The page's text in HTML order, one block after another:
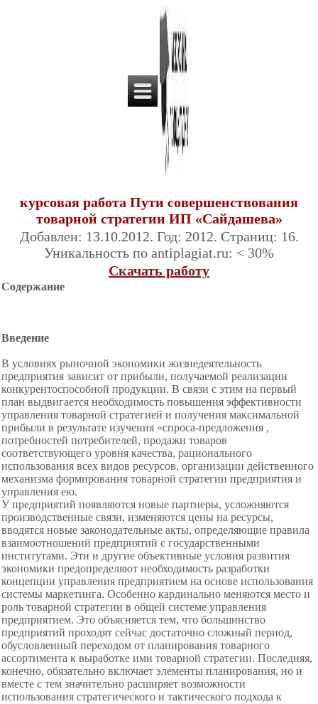
курсовая работа Пути совершенствования
товарной стратегии ИП «Сайдашева»
Добавлен: 13.10.2012. Год: 2012. Страниц: 16.
Уникальность по antiplagiat.ru: < 30%
Скачать работу
Содержание
Введение
В условиях рыночной экономики жизнедеятельность
предприятия зависит от прибыли, получаемой реализации
конкурентоспособной продукции. В связи с этим на первый
план выдвигается необходимость повышения эффективности
управления товарной стратегией и получения максимальной
прибыли в результате изучения «спроса-предложения ,
потребностей потребителей, продажи товаров
соответствующего уровня качества, рационального
использования всех видов ресурсов, организации действенного
механизма формирования товарной стратегии предприятия и
управления ею.
У предприятий появляются новые партнеры, усложняются
производственные связи, изменяются цены на ресурсы,
вводятся новые законодательные акты, определяющие правила
взаимоотношений предприятий с государственными
институтами. Эти и другие объективные условия развития
экономики предопределяют необходимость разработки
концепции управления предприятием на основе использования
системы маркетинга. Особенно кардинально меняются место и
роль товарной стратегии в общей системе управления
предприятием. Это объясняется тем, что большинство
предприятий проходят сейчас достаточно сложный период,
обусловленный переходом от планирования товарного
ассортимента к выработке ими товарной стратегии. Последняя,
конечно, обязательно включает элементы планирования, но и
вместе с тем значительно расширяет возможности
использования стратегического и тактического подхода к